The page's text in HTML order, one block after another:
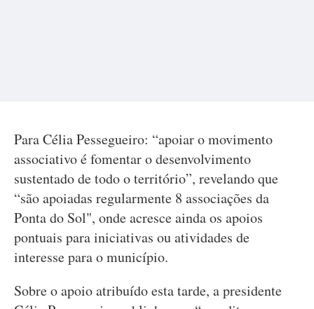
Para Célia Pessegueiro: “apoiar o movimento
associativo é fomentar o desenvolvimento
sustentado de todo o território”, revelando que
“são apoiadas regularmente 8 associações da
Ponta do Sol", onde acresce ainda os apoios
pontuais para iniciativas ou atividades de
interesse para o município.
Sobre o apoio atribuído esta tarde, a presidente